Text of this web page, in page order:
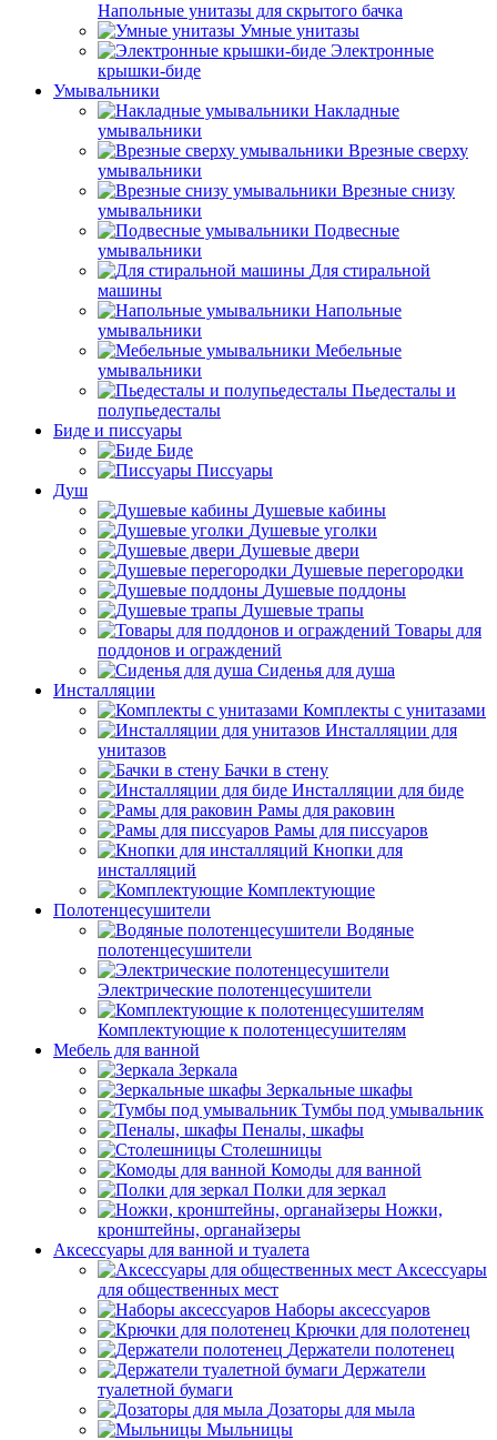
Напольные унитазы для скрытого бачка
Умные унитазы
Электронные
крышки-биде
Умывальники
Накладные
умывальники
Врезные сверху
умывальники
Врезные снизу
умывальники
Подвесные
умывальники
Для стиральной
машины
Напольные
умывальники
Мебельные
умывальники
Пьедесталы и
полупьедесталы
Биде и писсуары
Биде
Писсуары
Душ
Душевые кабины
Душевые уголки
Душевые двери
Душевые перегородки
Душевые поддоны
Душевые трапы
Товары для
поддонов и ограждений
Сиденья для душа
Инсталляции
Комплекты с унитазами
Инсталляции для
унитазов
Бачки в стену
Инсталляции для биде
Рамы для раковин
Рамы для писсуаров
Кнопки для
инсталляций
Комплектующие
Полотенцесушители
Водяные
полотенцесушители
Электрические полотенцесушители
Комплектующие к полотенцесушителям
Мебель для ванной
Зеркала
Зеркальные шкафы
Тумбы под умывальник
Пеналы, шкафы
Столешницы
Комоды для ванной
Полки для зеркал
Ножки,
кронштейны, органайзеры
Аксессуары для ванной и туалета
Аксессуары
для общественных мест
Наборы аксессуаров
Крючки для полотенец
Держатели полотенец
Держатели
туалетной бумаги
Дозаторы для мыла
Мыльницы